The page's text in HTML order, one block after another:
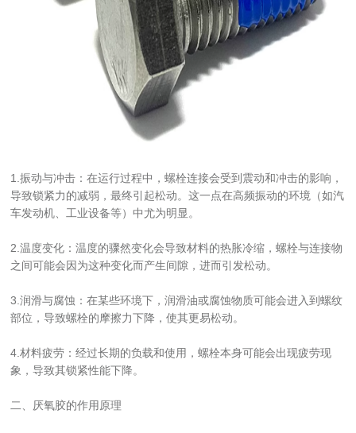
1.振动与冲击：在运行过程中，螺栓连接会受到震动和冲击的影响，
导致锁紧力的减弱，最终引起松动。这一点在高频振动的环境（如汽
车发动机、工业设备等）中尤为明显。
2.温度变化：温度的骤然变化会导致材料的热胀冷缩，螺栓与连接物
之间可能会因为这种变化而产生间隙，进而引发松动。
3.润滑与腐蚀：在某些环境下，润滑油或腐蚀物质可能会进入到螺纹
部位，导致螺栓的摩擦力下降，使其更易松动。
4.材料疲劳：经过长期的负载和使用，螺栓本身可能会出现疲劳现
象，导致其锁紧性能下降。
二、厌氧胶的作用原理